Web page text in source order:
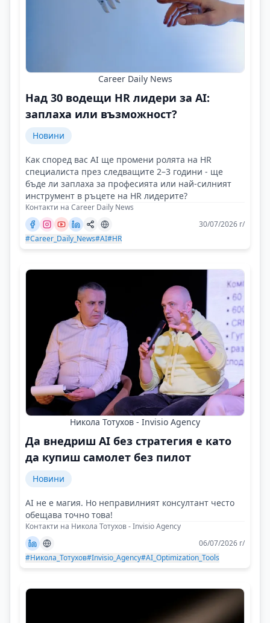
Career Daily News
Над 30 водещи HR лидери за AI:
заплаха или възможност?
Новини
Как според вас AI ще промени ролята на HR
специалиста през следващите 2–3 години - ще
бъде ли заплаха за професията или най-силният
инструмент в ръцете на HR лидерите?
Контакти на Career Daily News
30/07/2026 г/
#Career_Daily_News#AI#HR
Никола Тотухов - Invisio Agency
Да внедриш AI без стратегия е като
да купиш самолет без пилот
Новини
AI не е магия. Но неправилният консултант често
обещава точно това!
Контакти на Никола Тотухов - Invisio Agency
06/07/2026 г/
#Никола_Тотухов#Invisio_Agency#AI_Optimization_Tools